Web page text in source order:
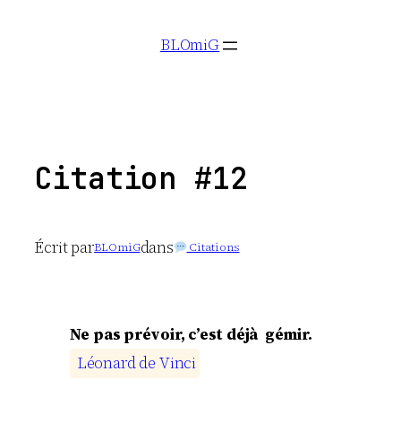
BLOmiG
Citation #12
Écrit parBLOmiGdans Citations
Ne pas prévoir, c’est déjà gémir.
Léonardde Vinci